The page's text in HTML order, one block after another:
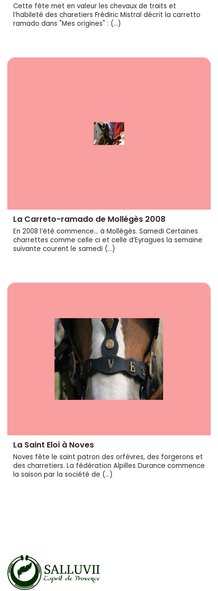
Cette fête met en valeur les chevaux de traits et
l’habileté des charetiers Frédiric Mistral décrit la carretto
ramado dans "Mes origines" : (…)
La Carreto-ramado de Mollégès 2008
En 2008 l’été commence... à Mollégès. Samedi Certaines
charrettes comme celle ci et celle d’Eyragues la semaine
suivante courent le samedi (…)
La Saint Eloi à Noves
Noves fête le saint patron des orfèvres, des forgerons et
des charretiers. La fédération Alpilles Durance commence
la saison par la société de (…)